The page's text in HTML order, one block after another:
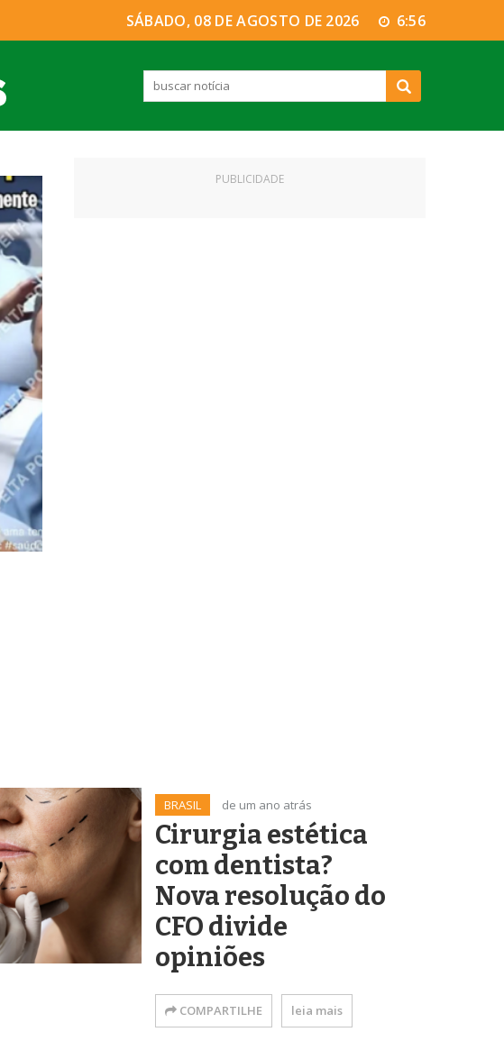
SÁBADO, 08 DE AGOSTO DE 2026 6:56
PUBLICIDADE
BRASIL de um ano atrás
Cirurgia estética
com dentista?
Nova resolução do
CFO divide
opiniões
COMPARTILHE leia mais